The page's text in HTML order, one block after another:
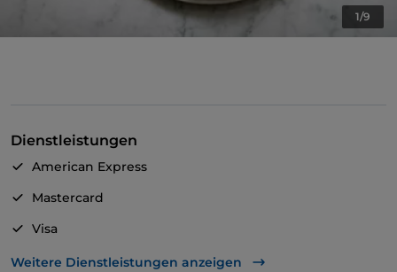
1/9
Dienstleistungen
American Express
Mastercard
Visa
Zum Mitnehmen
Weitere Dienstleistungen anzeigen